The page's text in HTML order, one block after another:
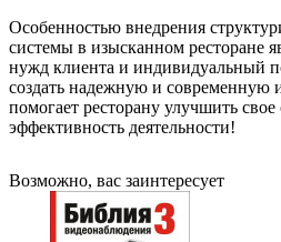
Особенностью внедрения
системы в изысканном ресторане
нужд клиента и индивидуальный
создать надежную и современную
помогает ресторану улучшить
эффективность деятельности!
Возможно, вас заинтересует